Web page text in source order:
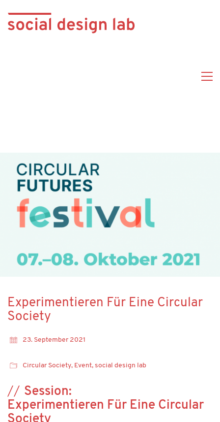
Experimentieren Für Eine Circular
Society
23. September 2021
Circular Society, Event, social design lab
Session:
Experimentieren Für Eine Circular